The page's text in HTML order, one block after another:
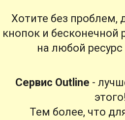
Хотите без проблем,
кнопок и бесконечной
на любой ресурс
Сервис Outline -
этого!
Тем более, что